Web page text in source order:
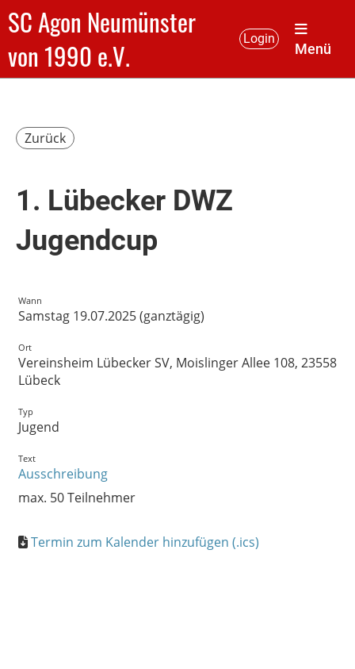
SC Agon Neumünster
von 1990 e.V.
Login
Menü
Zurück
1. Lübecker DWZ
Jugendcup
Wann
Samstag 19.07.2025 (ganztägig)
Ort
Vereinsheim Lübecker SV, Moislinger Allee 108, 23558
Lübeck
Typ
Jugend
Text
Ausschreibung
max. 50 Teilnehmer
Termin zum Kalender hinzufügen (.ics)